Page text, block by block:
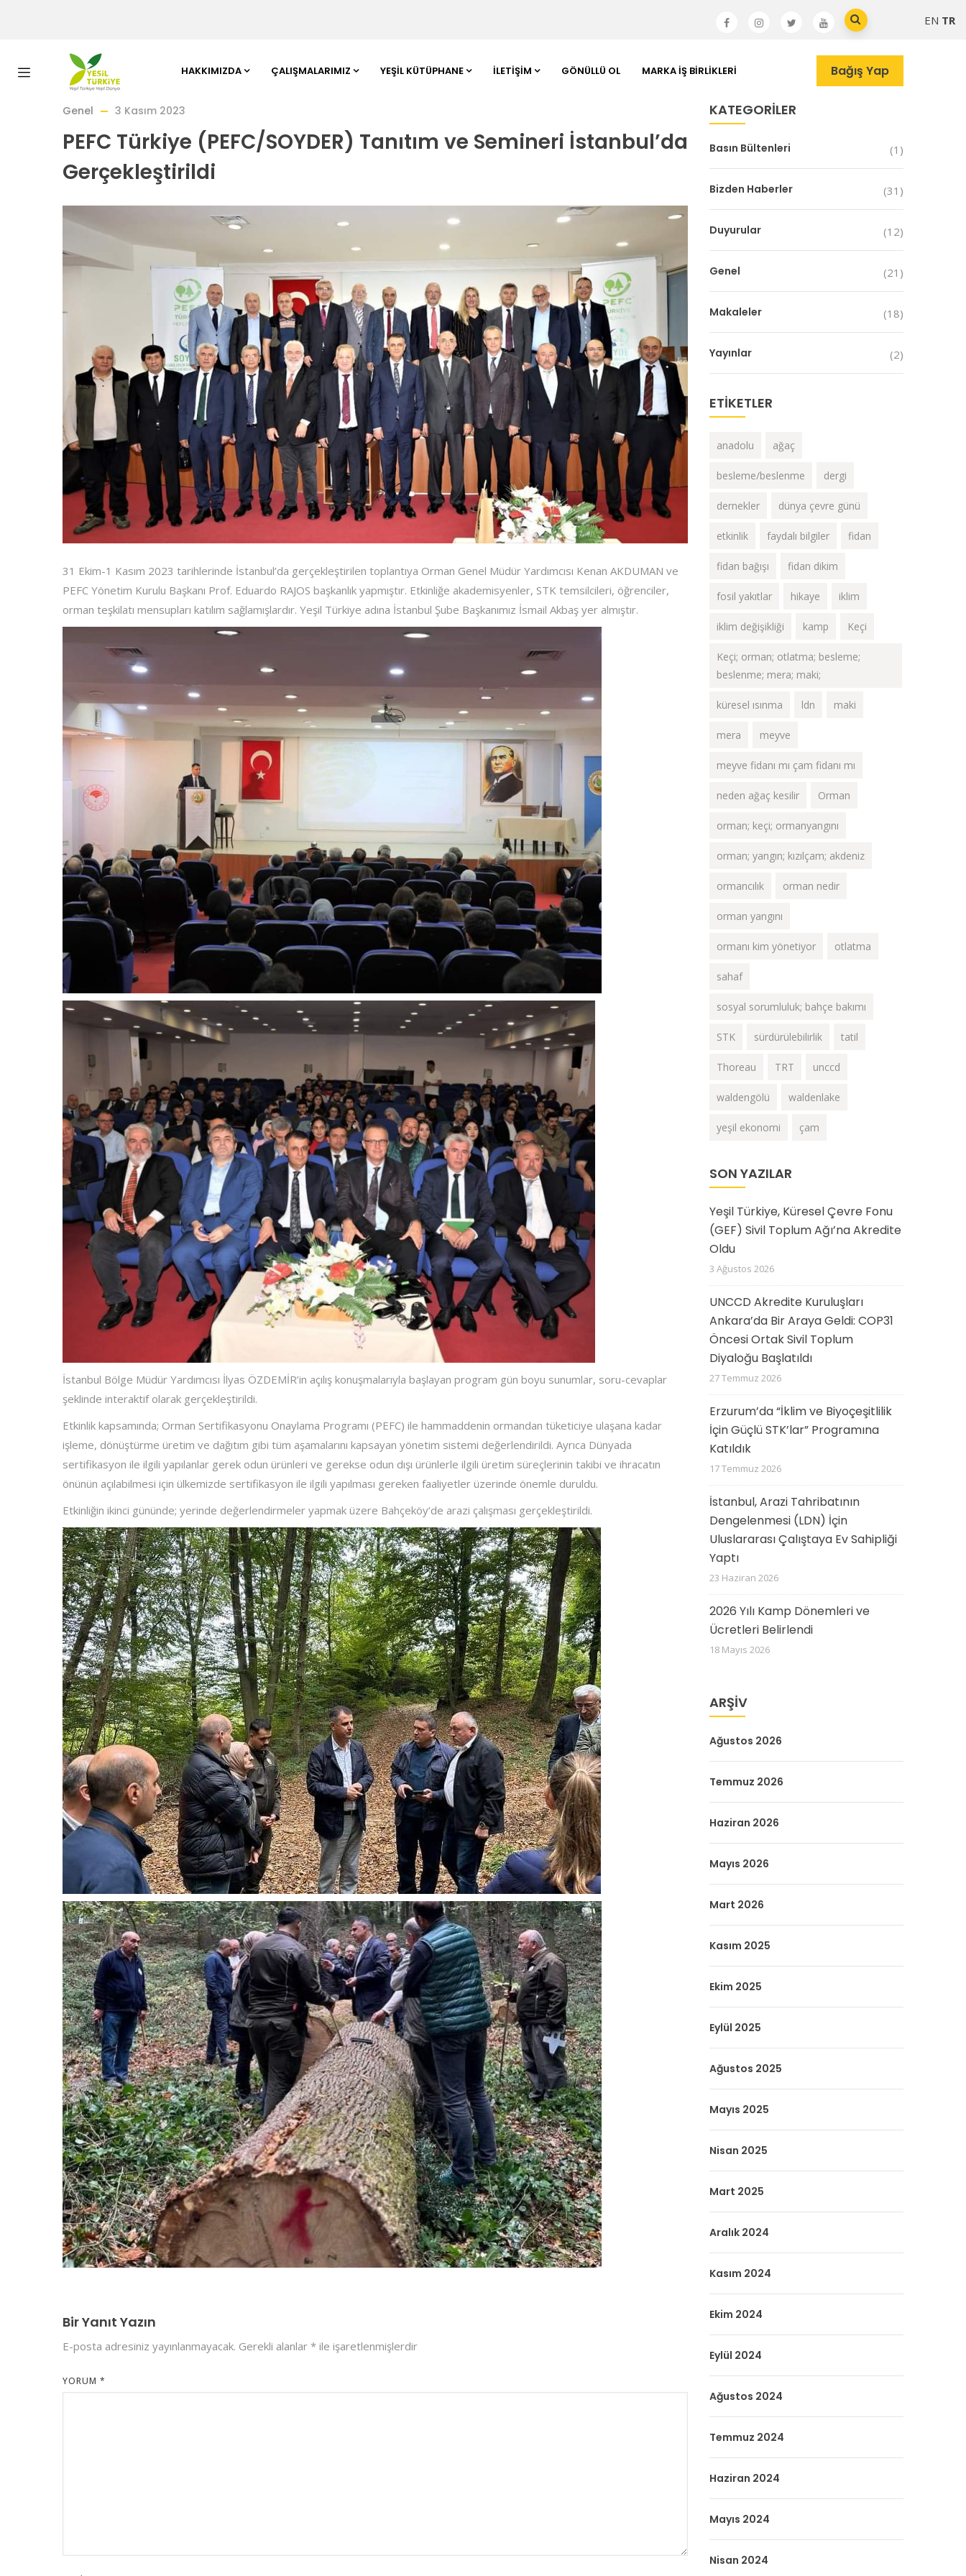
HAKKIMIZDA ÇALIŞMALARIMIZ YEŞIL KÜTÜPHANE İLETIŞIM GÖNÜLLÜ OL MARKA İŞ BIRLIKLERI Bağış Yap
Genel 3 Kasım 2023
PEFC Türkiye (PEFC/SOYDER) Tanıtım ve Semineri İstanbul’da
Gerçekleştirildi
31 Ekim-1 Kasım 2023 tarihlerinde İstanbul’da gerçekleştirilen toplantıya Orman Genel Müdür Yardımcısı Kenan AKDUMAN ve
PEFC Yönetim Kurulu Başkanı Prof. Eduardo RAJOS başkanlık yapmıştır. Etkinliğe akademisyenler, STK temsilcileri, öğrenciler,
orman teşkilatı mensupları katılım sağlamışlardır. Yeşil Türkiye adına İstanbul Şube Başkanımız İsmail Akbaş yer almıştır.
İstanbul Bölge Müdür Yardımcısı İlyas ÖZDEMİR’in açılış konuşmalarıyla başlayan program gün boyu sunumlar, soru-cevaplar
şeklinde interaktif olarak gerçekleştirildi.
Etkinlik kapsamında; Orman Sertifikasyonu Onaylama Programı (PEFC) ile hammaddenin ormandan tüketiciye ulaşana kadar
işleme, dönüştürme üretim ve dağıtım gibi tüm aşamalarını kapsayan yönetim sistemi değerlendirildi. Ayrıca Dünyada
sertifikasyon ile ilgili yapılanlar gerek odun ürünleri ve gerekse odun dışı ürünlerle ilgili üretim süreçlerinin takibi ve ihracatın
önünün açılabilmesi için ülkemizde sertifikasyon ile ilgili yapılması gereken faaliyetler üzerinde önemle duruldu.
Etkinliğin ikinci gününde; yerinde değerlendirmeler yapmak üzere Bahçeköy’de arazi çalışması gerçekleştirildi.
Bir Yanıt Yazın
E-posta adresiniz yayınlanmayacak. Gerekli alanlar * ile işaretlenmişlerdir
YORUM *
KATEGORILER
Basın Bültenleri (1)
Bizden Haberler (31)
Duyurular (12)
Genel (21)
Makaleler (18)
Yayınlar (2)
ETIKETLER
anadolu ağaç
besleme/beslenme dergi
dernekler dünya çevre günü
etkinlik faydalı bilgiler fidan
fidan bağışı fidan dikim
fosil yakıtlar hikaye iklim
iklim değişikliği kamp Keçi
Keçi; orman; otlatma; besleme;
beslenme; mera; maki;
küresel ısınma ldn maki
mera meyve
meyve fidanı mı çam fidanı mı
neden ağaç kesilir Orman
orman; keçi; ormanyangını
orman; yangın; kızılçam; akdeniz
ormancılık orman nedir
orman yangını
ormanı kim yönetiyor otlatma
sahaf
sosyal sorumluluk; bahçe bakımı
STK sürdürülebilirlik tatil
Thoreau TRT unccd
waldengölü waldenlake
yeşil ekonomi çam
SON YAZILAR
Yeşil Türkiye, Küresel Çevre Fonu
(GEF) Sivil Toplum Ağı’na Akredite
Oldu
3 Ağustos 2026
UNCCD Akredite Kuruluşları
Ankara’da Bir Araya Geldi: COP31
Öncesi Ortak Sivil Toplum
Diyaloğu Başlatıldı
27 Temmuz 2026
Erzurum’da “İklim ve Biyoçeşitlilik
İçin Güçlü STK’lar” Programına
Katıldık
17 Temmuz 2026
İstanbul, Arazi Tahribatının
Dengelenmesi (LDN) İçin
Uluslararası Çalıştaya Ev Sahipliği
Yaptı
23 Haziran 2026
2026 Yılı Kamp Dönemleri ve
Ücretleri Belirlendi
18 Mayıs 2026
ARŞIV
Ağustos 2026
Temmuz 2026
Haziran 2026
Mayıs 2026
Mart 2026
Kasım 2025
Ekim 2025
Eylül 2025
Ağustos 2025
Mayıs 2025
Nisan 2025
Mart 2025
Aralık 2024
Kasım 2024
Ekim 2024
Eylül 2024
Ağustos 2024
Temmuz 2024
Haziran 2024
Mayıs 2024
Nisan 2024
EN TR